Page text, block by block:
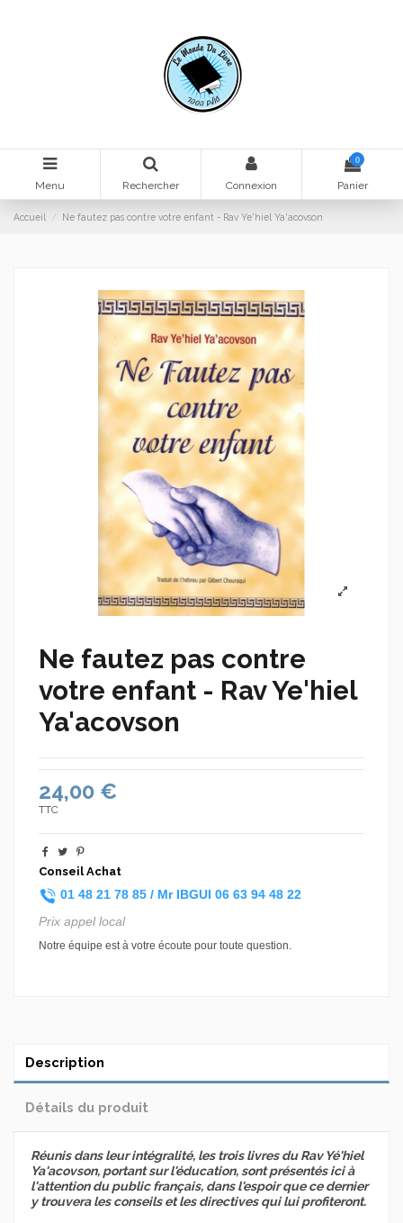
Menu Rechercher Connexion
0
Panier
Accueil Ne fautez pas contre votre enfant - Rav Ye'hiel Ya'acovson
Ne fautez pas contre
votre enfant - Rav Ye'hiel
Ya'acovson
24,00 €
TTC
Conseil Achat
01 48 21 78 85 / Mr IBGUI 06 63 94 48 22
Prix appel local
Notre équipe est à votre écoute pour toute question.
Description
Détails du produit
Réunis dans leur intégralité, les trois livres du Rav Yé'hiel
Ya'acovson, portant sur l'éducation, sont présentés ici à
l'attention du public français, dans l'espoir que ce dernier
y trouvera les conseils et les directives qui lui profiteront.